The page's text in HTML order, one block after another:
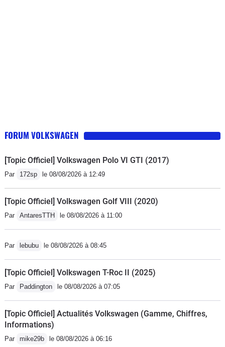
FORUM VOLKSWAGEN
[Topic Officiel] Volkswagen Polo VI GTI (2017)
Par 172sp le 08/08/2026 à 12:49
[Topic Officiel] Volkswagen Golf VIII (2020)
Par AntaresTTH le 08/08/2026 à 11:00
Par lebubu le 08/08/2026 à 08:45
[Topic Officiel] Volkswagen T-Roc II (2025)
Par Paddington le 08/08/2026 à 07:05
[Topic Officiel] Actualités Volkswagen (Gamme, Chiffres,
Informations)
Par mike29b le 08/08/2026 à 06:16